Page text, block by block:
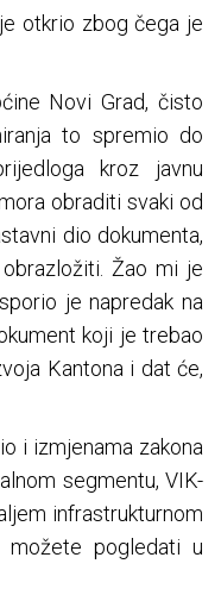
otkrio zbog čega je
Novi Grad, čisto
to spremio do
kroz javnu
obraditi svaki od
dio dokumenta,
Žao mi je
je napredak na
koji je trebao
Kantona i dat će,
i izmjenama zakona
segmentu, VIK-
infrastrukturnom
možete pogledati u